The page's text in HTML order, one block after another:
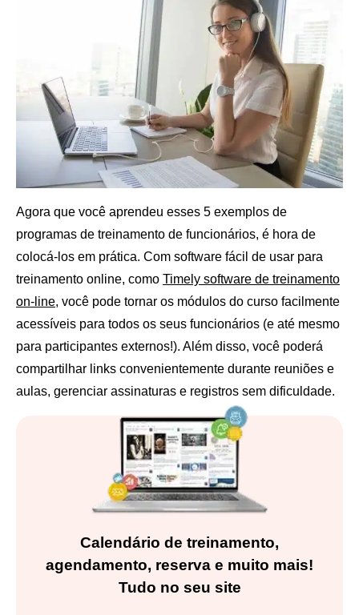
Agora que você aprendeu esses 5 exemplos de
programas de treinamento de funcionários, é hora de
colocá-los em prática. Com software fácil de usar para
treinamento online, como Timely software de treinamento
on-line, você pode tornar os módulos do curso facilmente
acessíveis para todos os seus funcionários (e até mesmo
para participantes externos!). Além disso, você poderá
compartilhar links convenientemente durante reuniões e
aulas, gerenciar assinaturas e registros sem dificuldade.
Calendário de treinamento,
agendamento, reserva e muito mais!
Tudo no seu site